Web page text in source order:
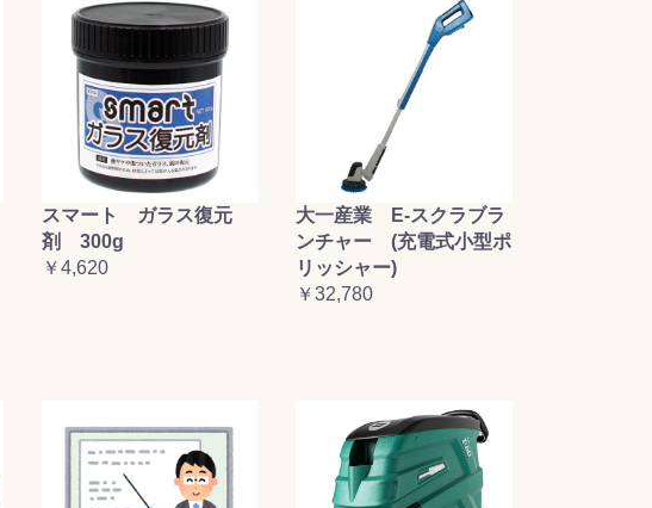
スマート ガラス復元
剤 300g
￥4,620
大一産業 E-スクラブラ
ンチャー (充電式小型ポ
リッシャー)
￥32,780